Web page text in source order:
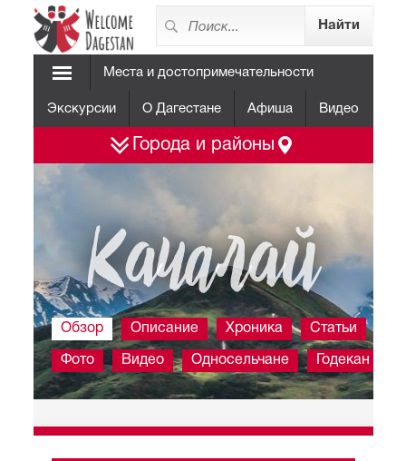
Места и достопримечательности
Экскурсии О Дагестане Афиша Видео
Города и районы
Качалай
Обзор Описание Хроника Статьи
Фото Видео Односельчане Годекан